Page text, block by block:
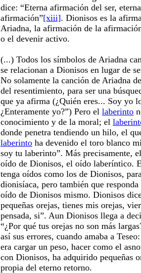
dice: “Eterna afirmación del ser,
afirmación”[xiii]. Dionisos es la
Ariadna, la afirmación de la
o el devenir activo.
(...) Todos los símbolos de Ariadna
se relacionan a Dionisos en lugar de
No solamente la canción de Ariadna
del resentimiento, para ser una
que ya afirma (¿Quién eres... Soy yo
¿Enteramente yo?”) Pero el laberinto
conocimiento y de la moral; el
donde penetra tendiendo un hilo, el
laberinto ha devenido el toro blanco
soy tu laberinto”. Más precisamente,
oído de Dionisos, el oído laberíntico.
tenga oídos como los de Dionisos,
dionisíaca, pero también que
oído de Dionisos mismo. Dionisos
pequeñas orejas, tienes mis orejas,
pensada, si”. Aun Dionisos llega a
“¿Por qué tus orejas no son más
así sus errores, cuando amaba a
era cargar un peso, hacer como el
con Dionisos, ha adquirido pequeñas
propia del eterno retorno.